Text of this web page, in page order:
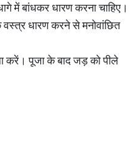
में बांधकर धारण करना चाहिए।
धारण करने से मनोवांछित
पूजा के बाद जड़ को पीले